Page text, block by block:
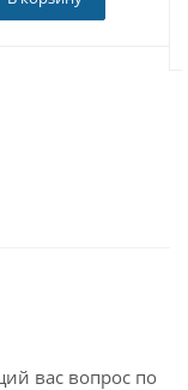
вас вопрос по